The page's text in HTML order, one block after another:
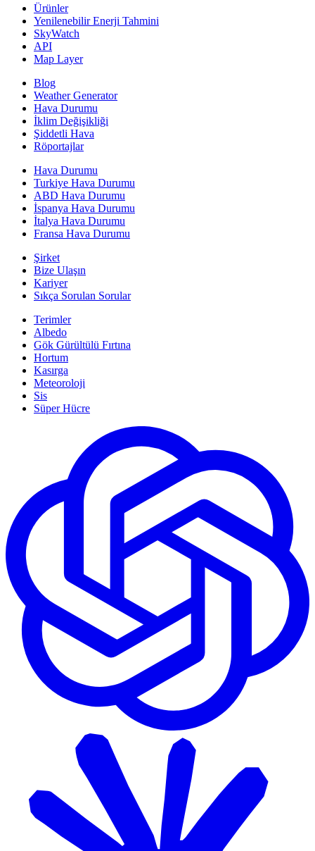
Ürünler
Yenilenebilir Enerji Tahmini
SkyWatch
API
Map Layer
Blog
Weather Generator
Hava Durumu
İklim Değişikliği
Şiddetli Hava
Röportajlar
Hava Durumu
Turkiye Hava Durumu
ABD Hava Durumu
İspanya Hava Durumu
İtalya Hava Durumu
Fransa Hava Durumu
Şirket
Bize Ulaşın
Kariyer
Sıkça Sorulan Sorular
Terimler
Albedo
Gök Gürültülü Fırtına
Hortum
Kasırga
Meteoroloji
Sis
Süper Hücre